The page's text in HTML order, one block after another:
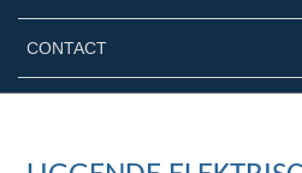
CONTACT